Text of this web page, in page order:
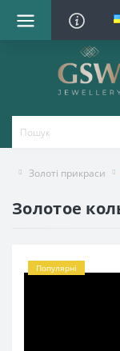
Золоті прикраси
Золотое
Популярні